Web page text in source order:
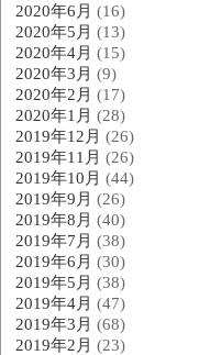
2020年6月 (16)
2020年5月 (13)
2020年4月 (15)
2020年3月 (9)
2020年2月 (17)
2020年1月 (28)
2019年12月 (26)
2019年11月 (26)
2019年10月 (44)
2019年9月 (26)
2019年8月 (40)
2019年7月 (38)
2019年6月 (30)
2019年5月 (38)
2019年4月 (47)
2019年3月 (68)
2019年2月 (23)